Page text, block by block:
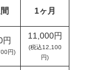
1ヶ月
円
円)
11,000円
(税込12,100
円)